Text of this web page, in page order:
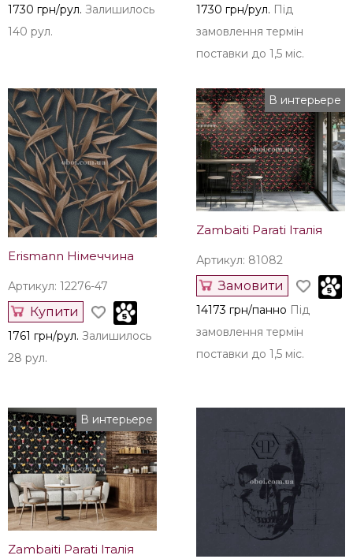
1730 грн/рул. Залишилось
140 рул.
1730 грн/рул. Під
замовлення термін
поставки до 1,5 міс.
Erismann Німеччина
Артикул: 12276-47
Купити
1761 грн/рул. Залишилось
28 рул.
В интерьере
Zambaiti Parati Італія
Артикул: 81082
Замовити
14173 грн/панно Під
замовлення термін
поставки до 1,5 міс.
В интерьере
Zambaiti Parati Італія